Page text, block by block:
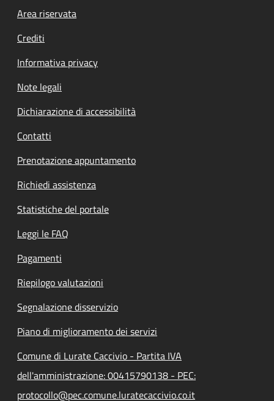
Footer menu
Area riservata
Crediti
Informativa privacy
Note legali
Dichiarazione di accessibilità
Contatti
Prenotazione appuntamento
Richiedi assistenza
Statistiche del portale
Leggi le FAQ
Pagamenti
Riepilogo valutazioni
Segnalazione disservizio
Piano di miglioramento dei servizi
Comune di Lurate Caccivio - Partita IVA
dell'amministrazione: 00415790138 - PEC:
protocollo@pec.comune.luratecaccivio.co.it